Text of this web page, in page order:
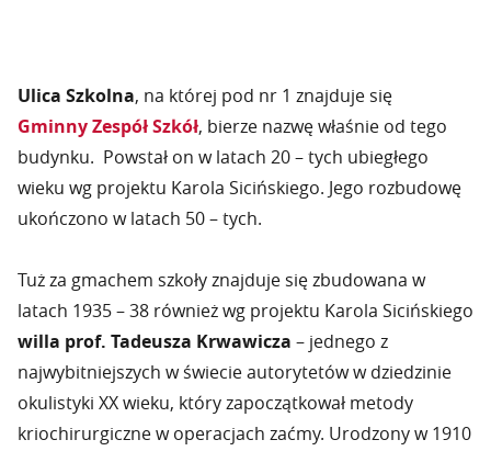
Ulica Szkolna, na której pod nr 1 znajduje się
Gminny Zespół Szkół, bierze nazwę właśnie od tego
budynku. Powstał on w latach 20 – tych ubiegłego
wieku wg projektu Karola Sicińskiego. Jego rozbudowę
ukończono w latach 50 – tych.
Tuż za gmachem szkoły znajduje się zbudowana w
latach 1935 – 38 również wg projektu Karola Sicińskiego
willa prof. Tadeusza Krwawicza – jednego z
najwybitniejszych w świecie autorytetów w dziedzinie
okulistyki XX wieku, który zapoczątkował metody
kriochirurgiczne w operacjach zaćmy. Urodzony w 1910